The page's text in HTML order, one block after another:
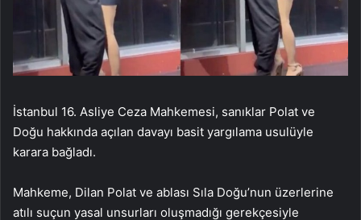
İstanbul 16. Asliye Ceza Mahkemesi, sanıklar Polat ve
Doğu hakkında açılan davayı basit yargılama usulüyle
karara bağladı.
Mahkeme, Dilan Polat ve ablası Sıla Doğu’nun üzerlerine
atılı suçun yasal unsurları oluşmadığı gerekçesiyle